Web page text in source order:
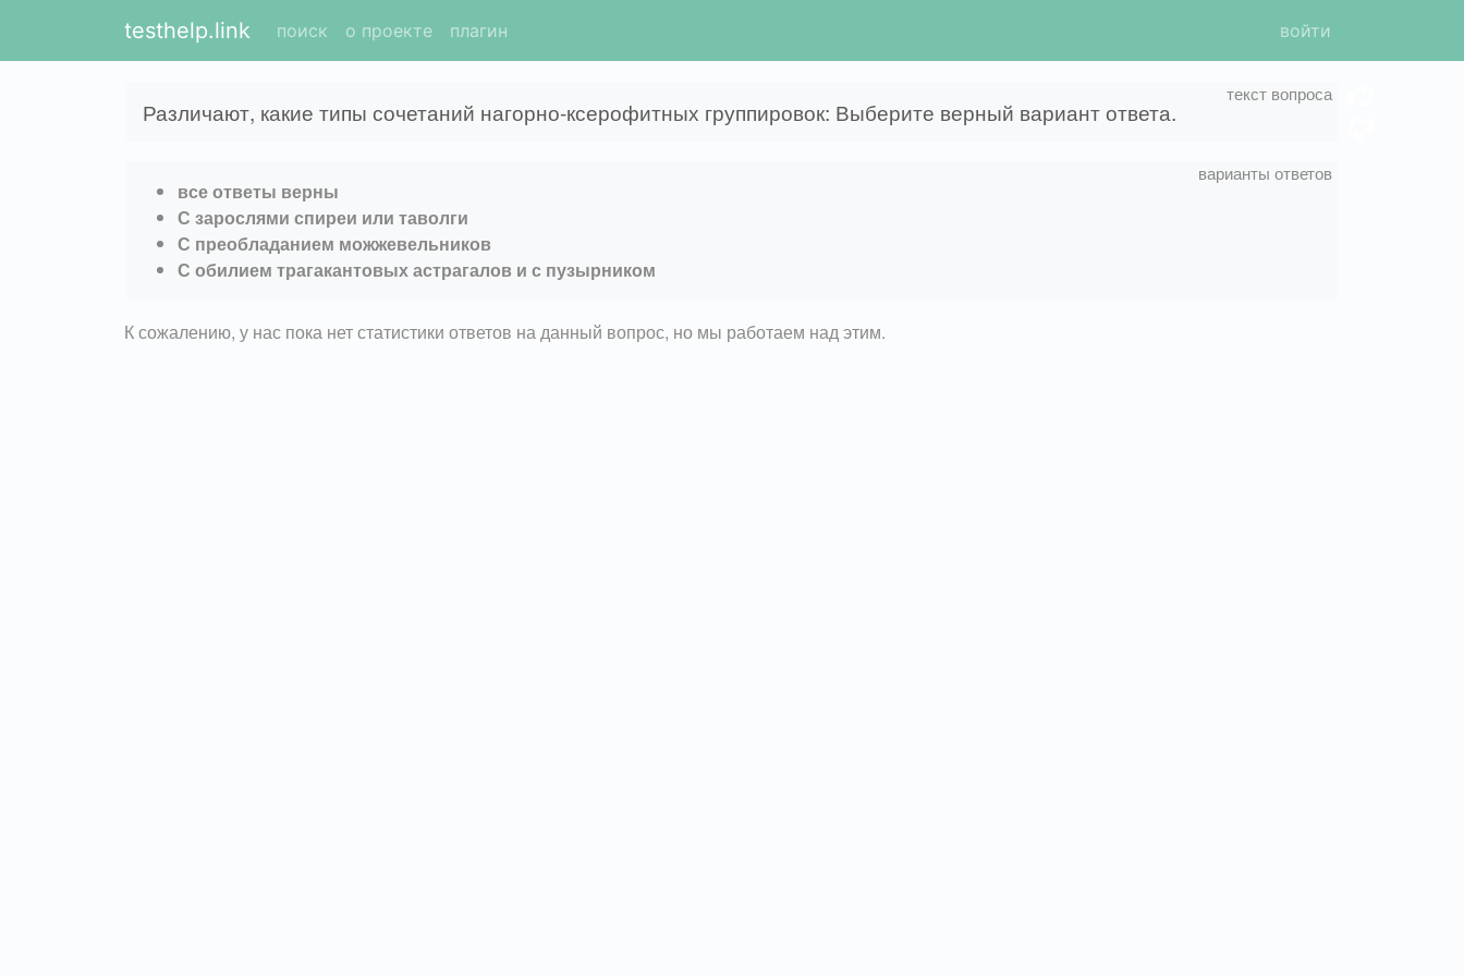
testhelp.link поиск о проекте плагин войти
Различают, какие типы сочетаний нагорно-ксерофитных группировок: Выберите верный вариант ответа.
все ответы верны
С зарослями спиреи или таволги
С преобладанием можжевельников
С обилием трагакантовых астрагалов и с пузырником
К сожалению, у нас пока нет статистики ответов на данный вопрос, но мы работаем над этим.